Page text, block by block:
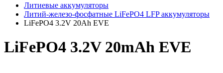
Литиевые аккумуляторы
Литий-железо-фосфатные LiFePO4 LFP аккумуляторы
LiFePO4 3.2V 20Ah EVE
LiFePO4 3.2V 20mAh EVE